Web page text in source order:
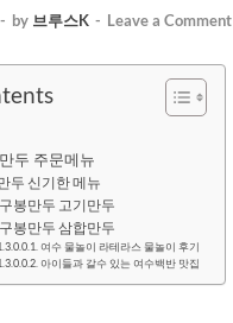
- by 브루스K - Leave a Comment
두 주문메뉴
두 신기한 메뉴
봉만두 고기만두
봉만두 삼합만두
여수 물놀이 라테라스 물놀이 후기
아이들과 갈수 있는 여수백반 맛집